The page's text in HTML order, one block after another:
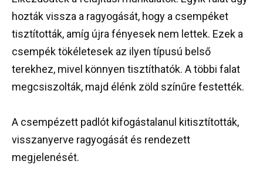
hozták vissza a ragyogását, hogy a csempéket
tisztították, amíg újra fényesek nem lettek. Ezek a
csempék tökéletesek az ilyen típusú belső
terekhez, mivel könnyen tisztíthatók. A többi falat
megcsiszolták, majd élénk zöld színűre festették.
A csempézett padlót kifogástalanul kitisztították,
visszanyerve ragyogását és rendezett
megjelenését.